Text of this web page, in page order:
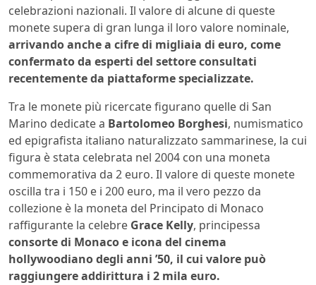
celebrazioni nazionali. Il valore di alcune di queste
monete supera di gran lunga il loro valore nominale,
arrivando anche a cifre di migliaia di euro, come
confermato da esperti del settore consultati
recentemente da piattaforme specializzate.
Tra le monete più ricercate figurano quelle di San
Marino dedicate a Bartolomeo Borghesi, numismatico
ed epigrafista italiano naturalizzato sammarinese, la cui
figura è stata celebrata nel 2004 con una moneta
commemorativa da 2 euro. Il valore di queste monete
oscilla tra i 150 e i 200 euro, ma il vero pezzo da
collezione è la moneta del Principato di Monaco
raffigurante la celebre Grace Kelly, principessa
consorte di Monaco e icona del cinema
hollywoodiano degli anni ’50, il cui valore può
raggiungere addirittura i 2 mila euro.